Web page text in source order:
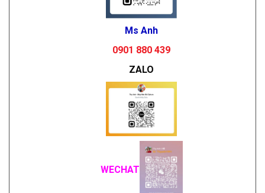
Ms Anh
0901 880 439
ZALO
WECHAT